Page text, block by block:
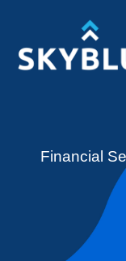
contenido
Financial